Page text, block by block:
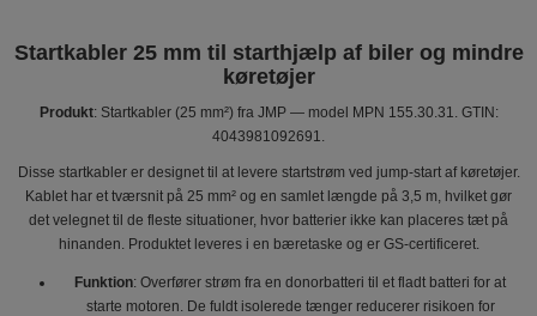
Startkabler 25 mm til starthjælp af biler og mindre
køretøjer
Produkt: Startkabler (25 mm²) fra JMP — model MPN 155.30.31. GTIN:
4043981092691.
Disse startkabler er designet til at levere startstrøm ved jump-start af køretøjer.
Kablet har et tværsnit på 25 mm² og en samlet længde på 3,5 m, hvilket gør
det velegnet til de fleste situationer, hvor batterier ikke kan placeres tæt på
hinanden. Produktet leveres i en bæretaske og er GS-certificeret.
Funktion: Overfører strøm fra en donorbatteri til et fladt batteri for at
starte motoren. De fuldt isolerede tænger reducerer risikoen for